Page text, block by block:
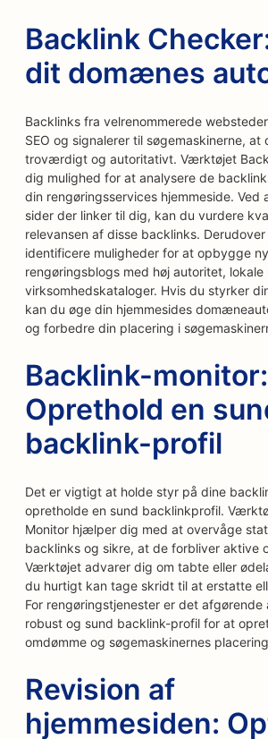
Backlink
dit domænes
Backlinks fra velrenommerede
SEO og signalerer til søgemaskinerne,
troværdigt og autoritativt. Værktøjet
dig mulighed for at analysere de
din rengøringsservices hjemmeside. Ved
sider der linker til dig, kan du vurdere
relevansen af disse backlinks.
identificere muligheder for at opbygge
rengøringsblogs med høj autoritet, lokale
virksomhedskataloger. Hvis du styrker
kan du øge din hjemmesides
og forbedre din placering i
Backlink-monitor:
Oprethold en
backlink-profil
Det er vigtigt at holde styr på dine
opretholde en sund backlinkprofil.
Monitor hjælper dig med at overvåge
backlinks og sikre, at de forbliver aktive
Værktøjet advarer dig om tabte eller
du hurtigt kan tage skridt til at erstatte
For rengøringstjenester er det afgørende
robust og sund backlink-profil for at
omdømme og søgemaskinernes
Revision af
hjemmesiden: